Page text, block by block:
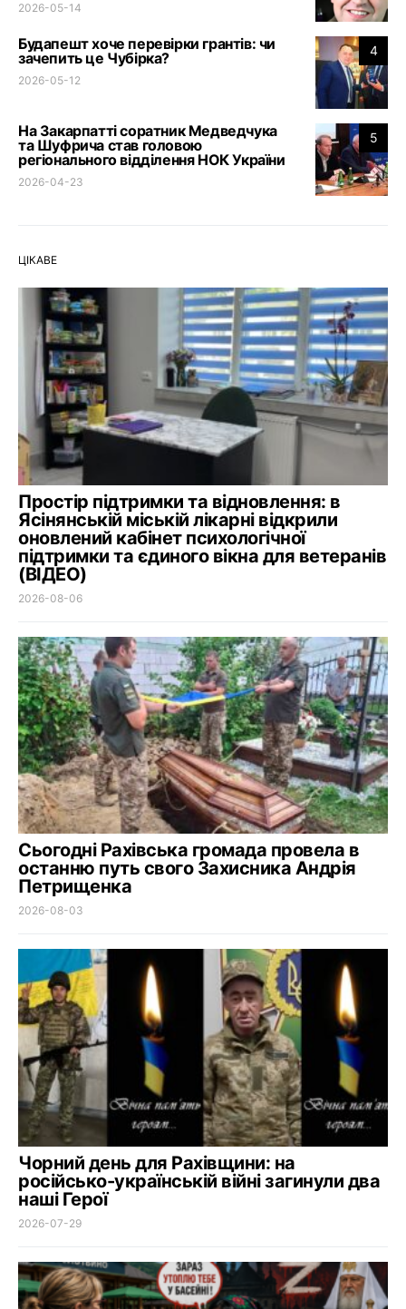
2026-05-14
4
Будапешт хоче перевірки грантів: чи
зачепить це Чубірка?
2026-05-12
5
На Закарпатті соратник Медведчука
та Шуфрича став головою
регіонального відділення НОК України
2026-04-23
ЦІКАВЕ
Простір підтримки та відновлення: в
Ясінянській міській лікарні відкрили
оновлений кабінет психологічної
підтримки та єдиного вікна для ветеранів
(ВІДЕО)
2026-08-06
Сьогодні Рахівська громада провела в
останню путь свого Захисника Андрія
Петрищенка
2026-08-03
Чорний день для Рахівщини: на
російсько-українській війні загинули два
наші Герої
2026-07-29